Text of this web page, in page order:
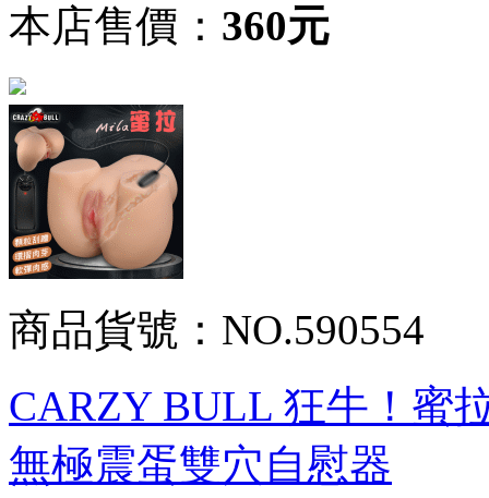
本店售價： 360元
商品貨號：NO.590554
CARZY BULL 狂牛！蜜
無極震蛋雙穴自慰器